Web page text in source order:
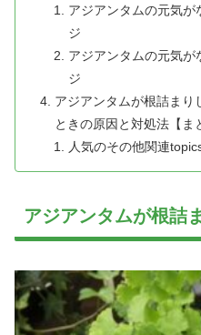
アジアンタムの元気
ジ
アジアンタムの元気
ジ
アジアンタムが根詰まり
ときの原因と対処法【ま
人気のその他関連
アジアンタムが根詰